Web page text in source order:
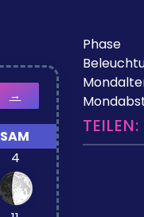
→
SAM
4
Phase
TEILEN: